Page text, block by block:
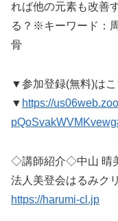
れば他の元素も改善
る？※キーワード：
骨
▼参加登録(無料)はこ
▼ https://
◇講師紹介◇中山 晴
法人美登会はるみク
https://harumi-cl.jp